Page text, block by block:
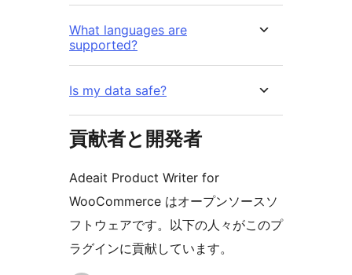
What languages are
supported?
Is my data safe?
貢献者と開発者
Adeait Product Writer for
WooCommerce はオープンソースソ
フトウェアです。以下の人々がこのプ
ラグインに貢献しています。